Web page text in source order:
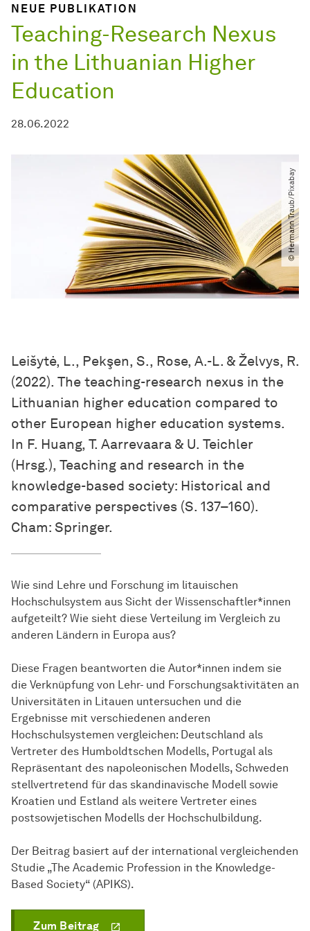
NEUE PUBLIKATION
Teaching-Research Nexus
in the Lithuanian Higher
Education
28.06.2022
© Hermann Traub​/​Pixabay
Leišytė, L., Pekşen, S., Rose, A.-L. & Želvys, R.
(2022). The teaching-research nexus in the
Lithuanian higher education compared to
other European higher education systems.
In F. Huang, T. Aarrevaara & U. Teichler
(Hrsg.), Teaching and research in the
knowledge-based society: Historical and
comparative perspectives (S. 137–160).
Cham: Springer.
Wie sind Lehre und Forschung im litauischen
Hochschulsystem aus Sicht der Wissenschaftler*innen
aufgeteilt? Wie sieht diese Verteilung im Vergleich zu
anderen Ländern in Europa aus?
Diese Fragen beantworten die Autor*innen indem sie
die Verknüpfung von Lehr- und Forschungsaktivitäten an
Universitäten in Litauen untersuchen und die
Ergebnisse mit verschiedenen anderen
Hochschulsystemen vergleichen: Deutschland als
Vertreter des Humboldtschen Modells, Portugal als
Repräsentant des napoleonischen Modells, Schweden
stellvertretend für das skandinavische Modell sowie
Kroatien und Estland als weitere Vertreter eines
postsowjetischen Modells der Hochschulbildung.
Der Beitrag basiert auf der international vergleichenden
Studie „The Academic Profession in the Knowledge-
Based Society“ (APIKS).
Zum Beitrag